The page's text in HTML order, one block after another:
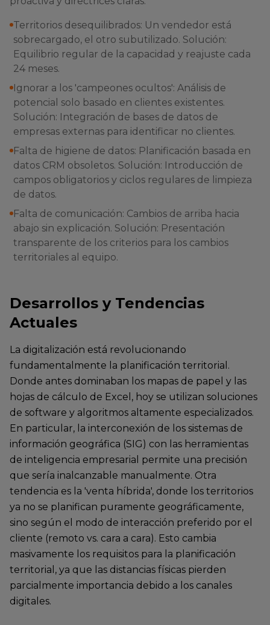
Territorios desequilibrados: Un vendedor está
sobrecargado, el otro subutilizado. Solución:
Equilibrio regular de la capacidad y reajuste cada
24 meses.
Ignorar a los 'campeones ocultos': Análisis de
potencial solo basado en clientes existentes.
Solución: Integración de bases de datos de
empresas externas para identificar no clientes.
Falta de higiene de datos: Planificación basada en
datos CRM obsoletos. Solución: Introducción de
campos obligatorios y ciclos regulares de limpieza
de datos.
Falta de comunicación: Cambios de arriba hacia
abajo sin explicación. Solución: Presentación
transparente de los criterios para los cambios
territoriales al equipo.
Desarrollos y Tendencias
Actuales
La digitalización está revolucionando
fundamentalmente la planificación territorial.
Donde antes dominaban los mapas de papel y las
hojas de cálculo de Excel, hoy se utilizan soluciones
de software y algoritmos altamente especializados.
En particular, la interconexión de los sistemas de
información geográfica (SIG) con las herramientas
de inteligencia empresarial permite una precisión
que sería inalcanzable manualmente. Otra
tendencia es la 'venta híbrida', donde los territorios
ya no se planifican puramente geográficamente,
sino según el modo de interacción preferido por el
cliente (remoto vs. cara a cara). Esto cambia
masivamente los requisitos para la planificación
territorial, ya que las distancias físicas pierden
parcialmente importancia debido a los canales
digitales.